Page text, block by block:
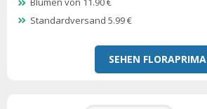
Standardversand 5.99 €
SEHEN FLORAPRIMA